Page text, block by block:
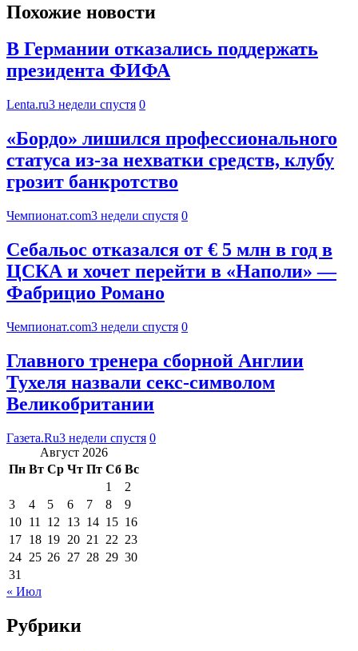
Похожие новости
В Германии отказались поддержать
президента ФИФА
Lenta.ru3 недели спустя 0
«Бордо» лишился профессионального
статуса из‑за нехватки средств, клубу
грозит банкротство
Чемпионат.com3 недели спустя 0
Себальос отказался от € 5 млн в год в
ЦСКА и хочет перейти в «Наполи» —
Фабрицио Романо
Чемпионат.com3 недели спустя 0
Главного тренера сборной Англии
Тухеля назвали секс-символом
Великобритании
Газета.Ru3 недели спустя 0
Август 2026
Пн Вт Ср Чт Пт Сб Вс
1
2
3
4 5 6 7 8
9
10 11 12 13 14 15 16
17 18 19 20 21 22 23
24 25 26 27 28 29 30
31
« Июл
Рубрики